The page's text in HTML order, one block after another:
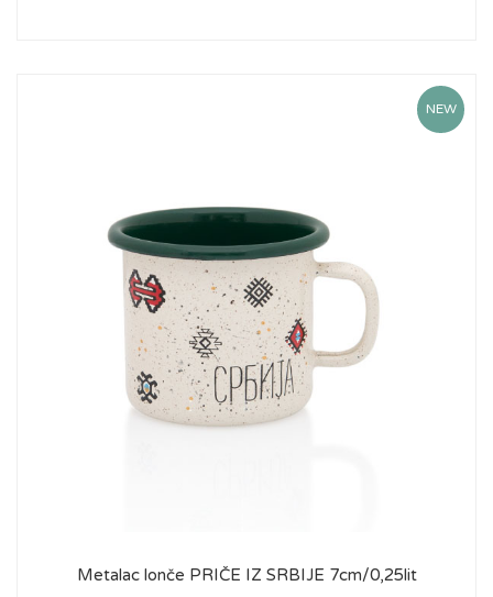
NEW
Metalac lonče PRIČE IZ SRBIJE 7cm/0,25lit